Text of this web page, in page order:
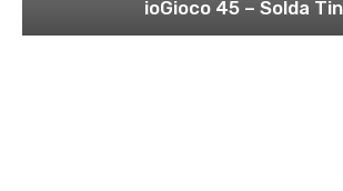
ioGioco 45 – Solda